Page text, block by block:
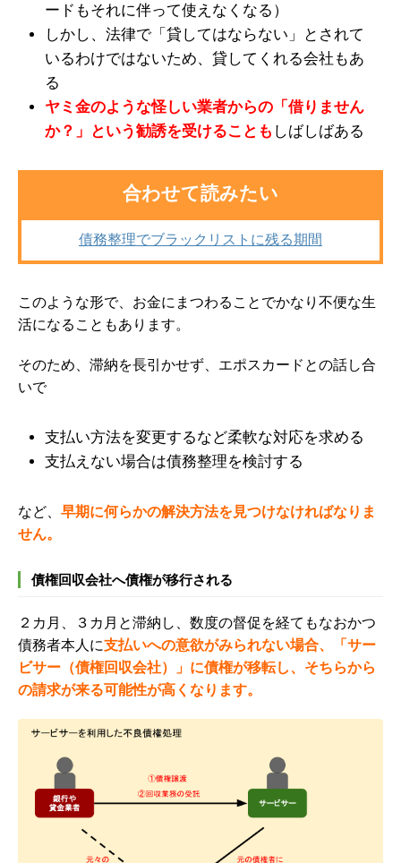
ードもそれに伴って使えなくなる）
しかし、法律で「貸してはならない」とされて
いるわけではないため、貸してくれる会社もあ
る
ヤミ金のような怪しい業者からの「借りません
か？」という勧誘を受けることも しばしばある
合わせて読みたい
債務整理でブラックリストに残る期間
このような形で、お金にまつわることでかなり不便な生
活になることもあります。
そのため、滞納を長引かせず、エポスカードとの話し合
いで
支払い方法を変更するなど柔軟な対応を求める
支払えない場合は債務整理を検討する
など、 早期に何らかの解決方法を見つけなければなりま
せん。
債権回収会社へ債権が移行される
２カ月、３カ月と滞納し、数度の督促を経てもなおかつ
債務者本人に支払いへの意欲がみられない場合、
「サー
ビサー（債権回収会社）」に債権が移転し、そちらから
の請求が来る可能性が高くなります。